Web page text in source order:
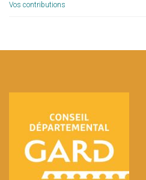
Vos contributions